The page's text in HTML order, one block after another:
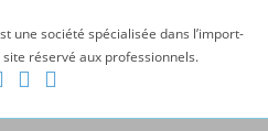
une société spécialisée dans l’import-
réservé aux professionnels.